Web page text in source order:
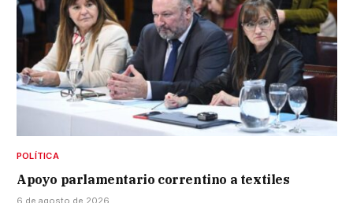
POLÍTICA
Apoyo parlamentario correntino a textiles